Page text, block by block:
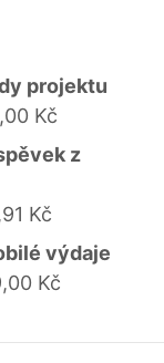
projektu
Kč
z
Kč
výdaje
Kč